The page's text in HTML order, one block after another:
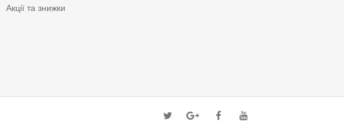
Акції та знижки